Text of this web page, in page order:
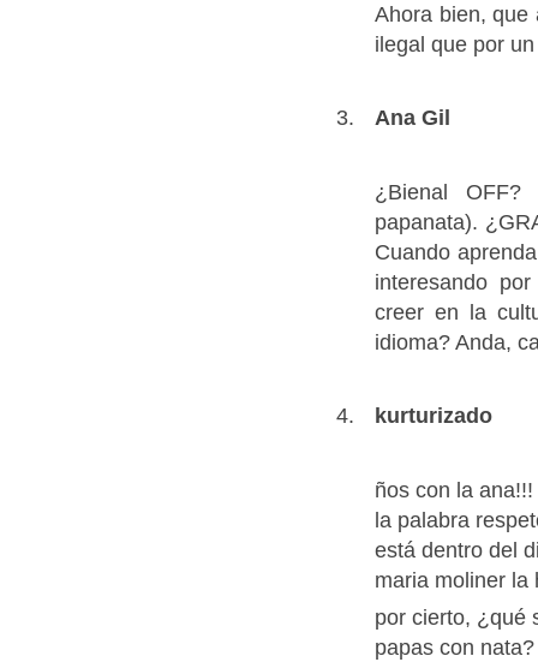
Ahora bien, que
ilegal que por
Ana Gil
¿Bienal
papanata).
Cuando
interesando
creer en la
idioma? Anda,
kurturizado
ños con la ana!!!
la palabra
está dentro del
maria moliner la
por cierto, ¿qué
papas con